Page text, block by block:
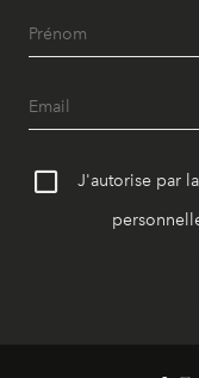
J'autorise par